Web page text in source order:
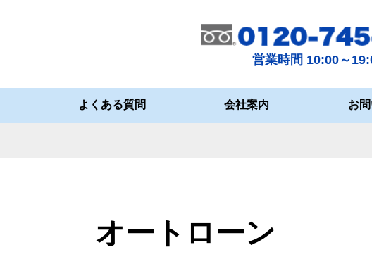
営業時間 10:00～
よくある質問 会社案内 お
オートローン